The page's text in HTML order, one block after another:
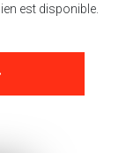
est disponible.